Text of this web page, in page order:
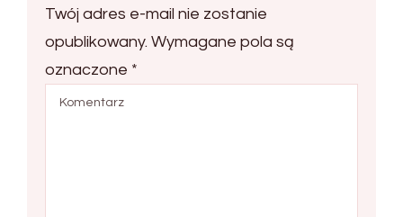
Twój adres e-mail nie zostanie
opublikowany. Wymagane pola są
oznaczone *